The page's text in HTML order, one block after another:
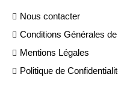
Nous contacter
Conditions Générales
Mentions Légales
Politique de